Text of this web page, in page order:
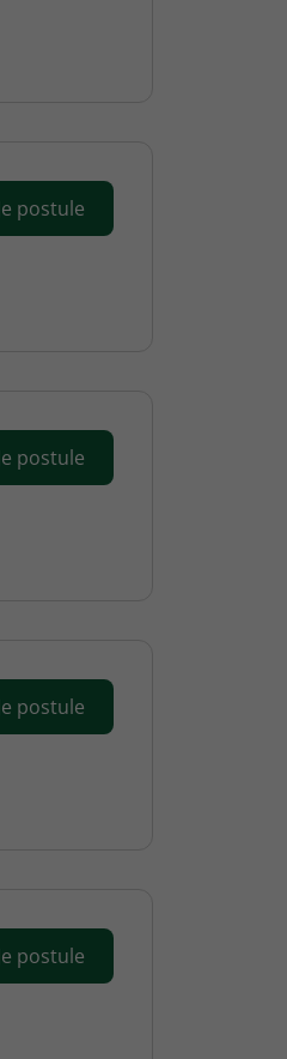
postule
postule
postule
postule